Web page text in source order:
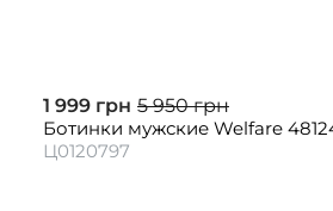
1 999 грн 5 950 грн
Ботинки мужские Welfare
Ц0120797